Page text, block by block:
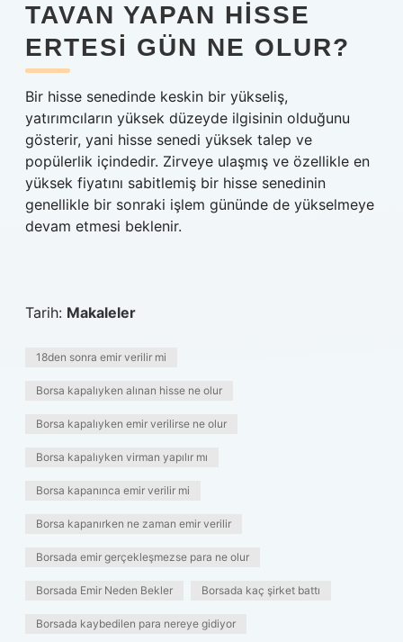
TAVAN YAPAN HISSE
ERTESI GÜN NE OLUR?
Bir hisse senedinde keskin bir yükseliş,
yatırımcıların yüksek düzeyde ilgisinin olduğunu
gösterir, yani hisse senedi yüksek talep ve
popülerlik içindedir. Zirveye ulaşmış ve özellikle en
yüksek fiyatını sabitlemiş bir hisse senedinin
genellikle bir sonraki işlem gününde de yükselmeye
devam etmesi beklenir.
Tarih: Makaleler
18den sonra emir verilir mi
Borsa kapalıyken alınan hisse ne olur
Borsa kapalıyken emir verilirse ne olur
Borsa kapalıyken virman yapılır mı
Borsa kapanınca emir verilir mi
Borsa kapanırken ne zaman emir verilir
Borsada emir gerçekleşmezse para ne olur
Borsada Emir Neden Bekler Borsada kaç şirket battı
Borsada kaybedilen para nereye gidiyor